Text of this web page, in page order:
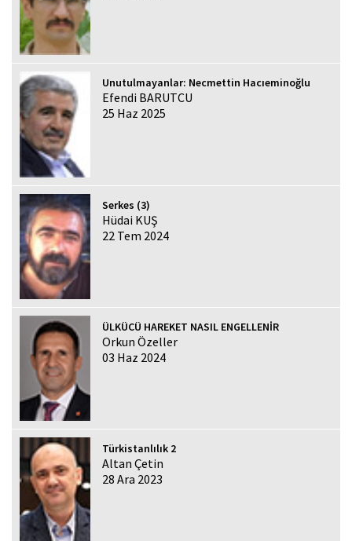
Unutulmayanlar: Necmettin Hacıeminoğlu
Efendi BARUTCU
25 Haz 2025
Serkes (3)
Hüdai KUŞ
22 Tem 2024
ÜLKÜCÜ HAREKET NASIL ENGELLENİR
Orkun Özeller
03 Haz 2024
Türkistanlılık 2
Altan Çetin
28 Ara 2023